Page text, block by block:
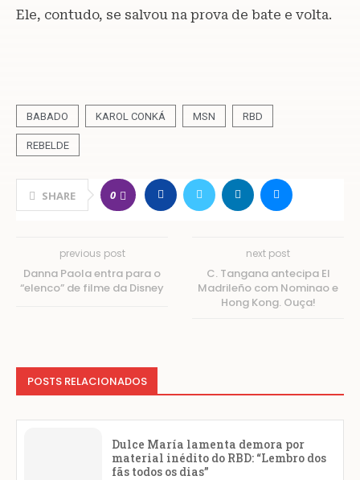
Ele, contudo, se salvou na prova de bate e volta.
BABADO KAROL CONKÁ MSN RBD
REBELDE
SHARE 0
previous post
Danna Paola entra para o
“elenco” de filme da Disney
next post
C. Tangana antecipa El
Madrileño com Nominao e
Hong Kong. Ouça!
POSTS RELACIONADOS
Dulce María lamenta demora por
material inédito do RBD: “Lembro dos
fãs todos os dias”